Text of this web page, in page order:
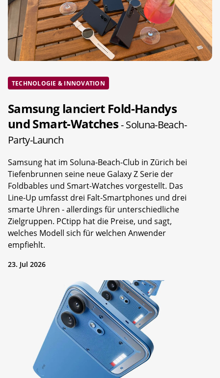
TECHNOLOGIE & INNOVATION
Samsung lanciert Fold-Handys
und Smart-Watches- Soluna-Beach-
Party-Launch
Samsung hat im Soluna-Beach-Club in Zürich bei
Tiefenbrunnen seine neue Galaxy Z Serie der
Foldbables und Smart-Watches vorgestellt. Das
Line-Up umfasst drei Falt-Smartphones und drei
smarte Uhren - allerdings für unterschiedliche
Zielgruppen. PCtipp hat die Preise, und sagt,
welches Modell sich für welchen Anwender
empfiehlt.
23. Jul 2026